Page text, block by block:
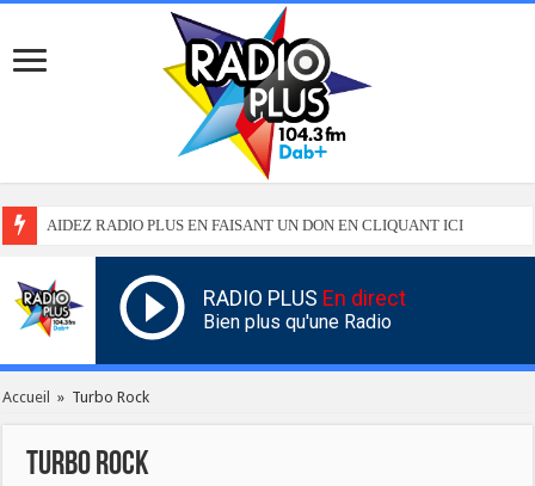
AIDEZ RADIO PLUS EN FAISANT UN DON EN CLIQUANT ICI
RADIO PLUS En direct
Bien plus qu'une Radio
Accueil » Turbo Rock
Turbo Rock